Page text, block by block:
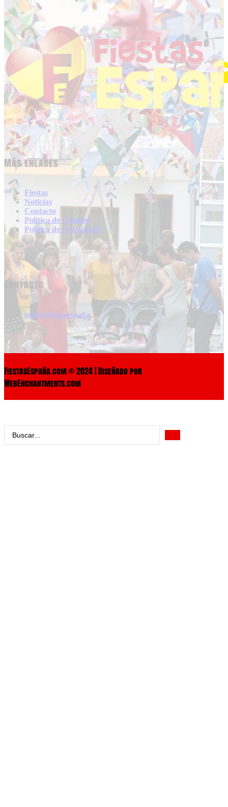
Más enlaces
Fiestas
Noticias
Contacto
Politica de Cookies
Politica de Privacidad
Contacto
info@fiestasespaña
FiestasEspaña.com © 2024 | Diseñado por
WebEnchantments.com